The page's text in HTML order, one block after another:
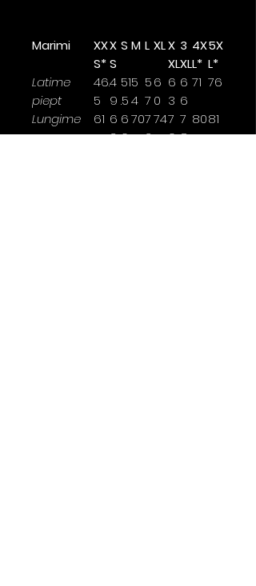
Marimi
XX
S*
X
S
S M L XLX
XL
3
XL
4X
L*
5X
L*
Latime
piept
46.
5
4
9
51
.5
5
4
5
7
6
0
6
3
6
6
71 76
Lungime 61 6
3
6
6
707
2
747
6
7
8
8081